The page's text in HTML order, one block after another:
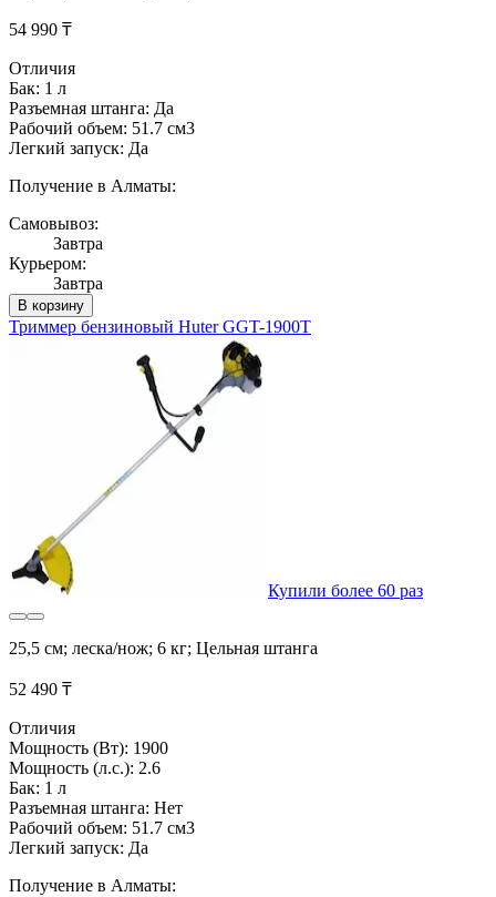
54 990 ₸
Отличия
Бак: 1 л
Разъемная штанга: Да
Рабочий объем: 51.7 см3
Легкий запуск: Да
Получение в Алматы:
Самовывоз:
Завтра
Курьером:
Завтра
В корзину
Триммер бензиновый Huter GGT-1900T
Купили более 60 раз
25,5 см; леска/нож; 6 кг; Цельная штанга
52 490 ₸
Отличия
Мощность (Вт): 1900
Мощность (л.с.): 2.6
Бак: 1 л
Разъемная штанга: Нет
Рабочий объем: 51.7 см3
Легкий запуск: Да
Получение в Алматы: